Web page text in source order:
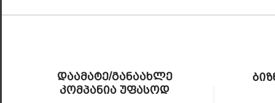
Დაამატე/განაახლე
Კომპანია Უფასოდ